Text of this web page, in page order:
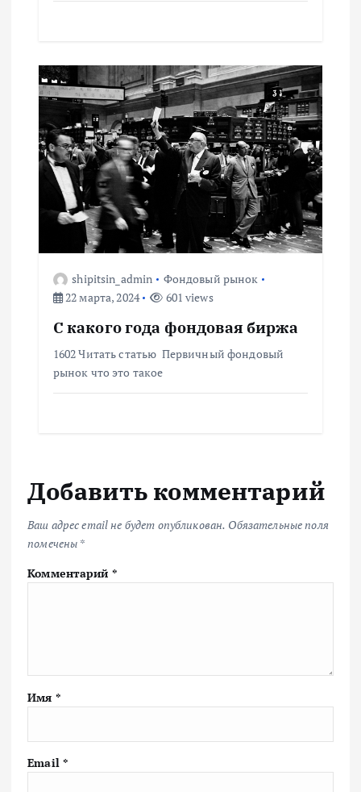
м
shipitsin_admin
Фондовый рынок
22 марта, 2024
601 views
С какого года фондовая биржа
1602 Читать статью Первичный фондовый
рынок что это такое
Добавить комментарий
Ваш адрес email не будет опубликован. Обязательные поля
помечены *
Комментарий *
Имя *
Email *